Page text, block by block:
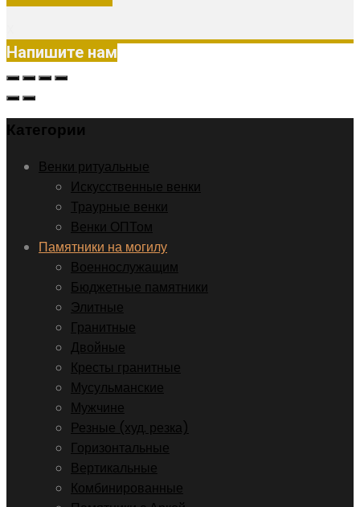
Напишите нам
Категории
Венки ритуальные
Искусственные венки
Траурные венки
Венки ОПТом
Памятники на могилу
Военнослужащим
Бюджетные памятники
Элитные
Гранитные
Двойные
Кресты гранитные
Мусульманские
Мужчине
Резные (худ. резка)
Горизонтальные
Вертикальные
Комбинированные